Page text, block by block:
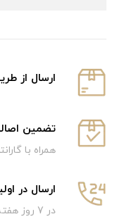
ارسال از
تضمین
همراه با
ارسال در
در 7 روز هفته